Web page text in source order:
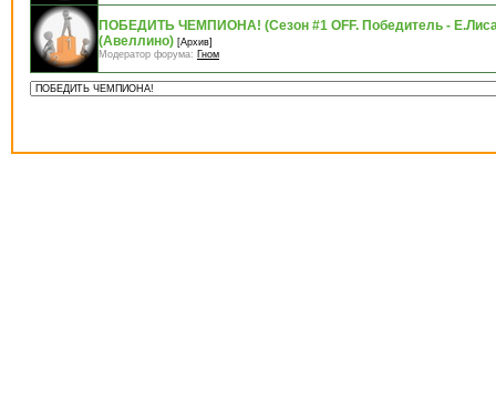
ПОБЕДИТЬ ЧЕМПИОНА! (Сезон #1 OFF. Победитель -
(Авеллино) [Архив]
Модератор форума: Гном